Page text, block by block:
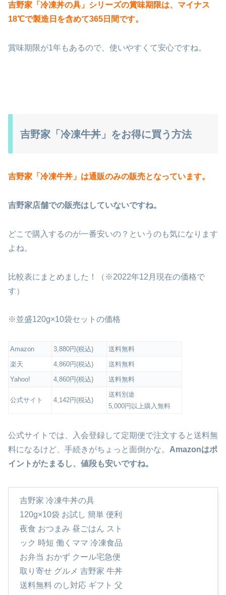
吉野家「冷凍丼の具」シリーズの賞味期限は、マイナス
18℃で製造日を含めて365日間です。
賞味期限が1年もあるので、使いやすくて安心ですね。
吉野家「冷凍牛丼」をお得に買う方法
吉野家「冷凍牛丼」は通販のみの販売となっています。
吉野家店舗での販売はしていないですね。
どこで購入するのが一番安いの？というのも気になります
よね。
比較表にまとめました！（※2022年12月現在の価格で
す）
※並盛120g×10袋セットの価格
Amazon 3,880円(税込)
送料無料
楽天
4,860円(税込)
送料無料
Yahoo!
4,860円(税込) 送料無料
公式サイト 4,142円(税込)
送料別途
5,000円以上購入無料
公式サイトでは、入会登録して定期便で注文すると送料無
料になるけど、手続きがちょっと面倒かな。 Amazonはポ
イントがたまるし、値段も安いですね。
吉野家 冷凍牛丼の具
120g×10袋 お試し 簡単 便利
夜食 おつまみ 昼ごはん スト
ック 時短 働くママ 冷凍食品
お弁当 おかず クール宅急便
取り寄せ グルメ 吉野家 牛丼
送料無料 のし対応 ギフト 父